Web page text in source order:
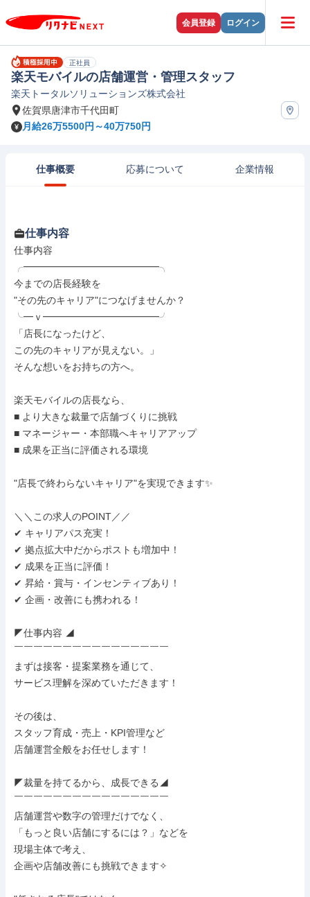
会員登録 ログイン
正社員
楽天モバイルの店舗運営・管理スタッフ
楽天トータルソリューションズ株式会社
佐賀県唐津市千代田町
月給26万5500円～40万750円
仕事概要 応募について 企業情報
仕事内容
仕事内容
╭━━━━━━━━━━━━━━╮
今までの店長経験を
"その先のキャリア"につなげませんか？
╰━ｖ━━━━━━━━━━━━╯
「店長になったけど、
この先のキャリアが見えない。」
そんな想いをお持ちの方へ。
楽天モバイルの店長なら、
■ より大きな裁量で店舗づくりに挑戦
■ マネージャー・本部職へキャリアアップ
■ 成果を正当に評価される環境
"店長で終わらないキャリア"を実現できます✨
＼＼この求人のPOINT／／
✔ キャリアパス充実！
✔ 拠点拡大中だからポストも増加中！
✔ 成果を正当に評価！
✔ 昇給・賞与・インセンティブあり！
✔ 企画・改善にも携われる！
◤仕事内容 ◢
￣￣￣￣￣￣￣￣￣￣￣￣￣￣￣￣
まずは接客・提案業務を通じて、
サービス理解を深めていただきます！
その後は、
スタッフ育成・売上・KPI管理など
店舗運営全般をお任せします！
◤裁量を持てるから、成長できる◢
￣￣￣￣￣￣￣￣￣￣￣￣￣￣￣￣
店舗運営や数字の管理だけでなく、
「もっと良い店舗にするには？」などを
現場主体で考え、
企画や店舗改善にも挑戦できます✧